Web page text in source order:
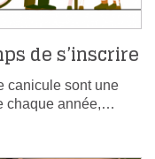
de s’inscrire
canicule sont une
chaque année,…